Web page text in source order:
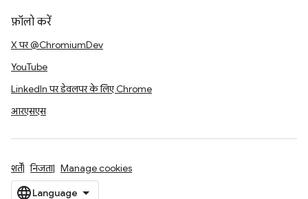
फ़ॉलो करें
X पर @ChromiumDev
YouTube
LinkedIn पर डेवलपर के लिए Chrome
आरएसएस
शर्तें निजता Manage cookies